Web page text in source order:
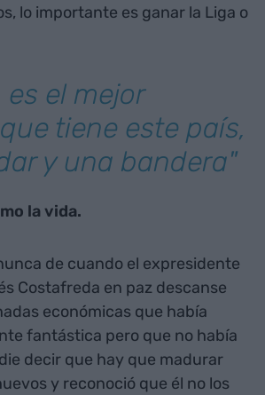
lo importante es ganar la Liga o
es el mejor
tiene este país,
y una bandera"
la vida.
de cuando el expresidente
Costafreda en paz descanse
económicas que había
fantástica pero que no había
decir que hay que madurar
y reconoció que él no los